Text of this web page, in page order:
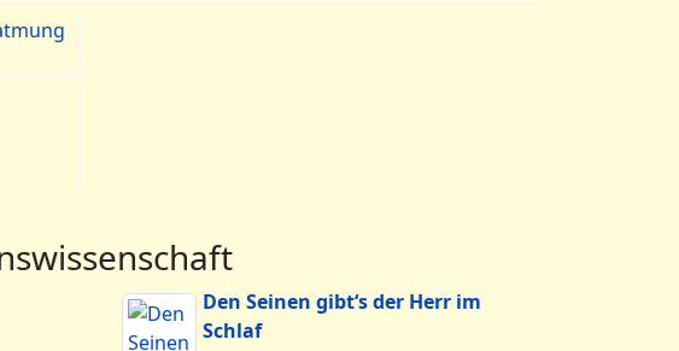
Den Seinen gibt‘s der Herr im
Schlaf